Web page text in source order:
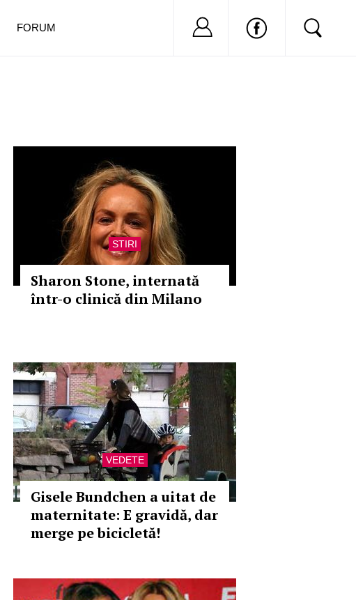
STIRI
Sharon Stone, internată
într-o clinică din Milano
VEDETE
Gisele Bundchen a uitat de
maternitate: E gravidă, dar
merge pe bicicletă!
FORUM Nu ai cont?